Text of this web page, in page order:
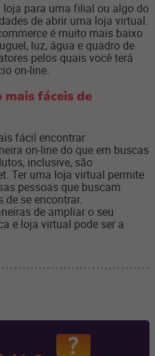
loja para uma filial ou algo do
de abrir uma loja virtual.
é muito mais baixo
luz, água e quadro de
pelos quais você terá
on-line.
fáceis de
fácil encontrar
on-line do que em buscas
inclusive, são
Ter uma loja virtual permite
pessoas que buscam
se encontrar.
de ampliar o seu
e loja virtual pode ser a